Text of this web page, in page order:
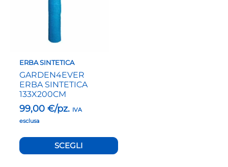
ERBA SINTETICA
GARDEN4EVER
ERBA SINTETICA
133X200CM
99,00 €/pz.
IVA
esclusa
SCEGLI
possono
nella
pagina
del
prodotto